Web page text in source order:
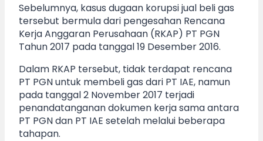
Sebelumnya, kasus dugaan korupsi jual beli gas
tersebut bermula dari pengesahan Rencana
Kerja Anggaran Perusahaan (RKAP) PT PGN
Tahun 2017 pada tanggal 19 Desember 2016.
Dalam RKAP tersebut, tidak terdapat rencana
PT PGN untuk membeli gas dari PT IAE, namun
pada tanggal 2 November 2017 terjadi
penandatanganan dokumen kerja sama antara
PT PGN dan PT IAE setelah melalui beberapa
tahapan.